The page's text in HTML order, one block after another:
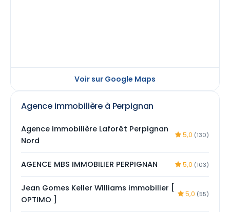
Voir sur Google Maps
Agence immobilière à Perpignan
Agence immobilière Laforêt Perpignan
Nord
5,0 (130)
AGENCE MBS IMMOBILIER PERPIGNAN 5,0 (103)
Jean Gomes Keller Williams immobilier [
OPTIMO ]
5,0 (55)